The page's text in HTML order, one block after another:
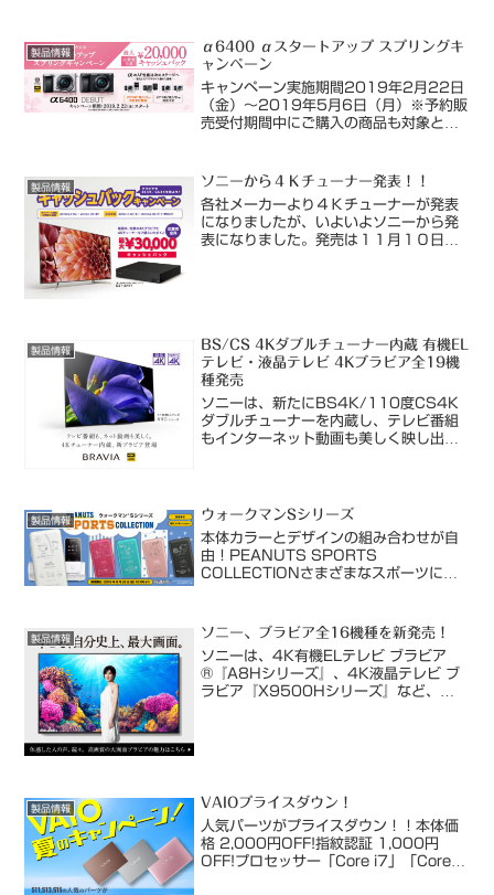
製品情報
α6400 αスタートアップ スプリングキ
ャンペーン
キャンペーン実施期間2019年2月22日
（金）～2019年5月6日（月）※予約販
売受付期間中にご購入の商品も対象とな
前10時00分00秒 【専用応募封筒締
製品情報
ソニーから４Ｋチューナー発表！！
各社メーカーより４Ｋチューナーが発表
になりましたが、いよいよソニーから発
表になりました。発売は１１月１０日で
製品情報
BS/CS 4Kダブルチューナー内蔵 有機EL
テレビ・液晶テレビ 4Kブラビア全19機
種発売
ソニーは、新たにBS4K/110度CS4K
ダブルチューナーを内蔵し、テレビ番組
もインターネット動画も美しく映し出す
ラビア...
製品情報
ウォークマンSシリーズ
本体カラーとデザインの組み合わせが自
由！PEANUTS SPORTS
COLLECTIONさまざまなスポーツにチ
カラー5色×デザイン5種の全25パター
製品情報
ソニー、ブラビア全16機種を新発売！
ソニーは、4K有機ELテレビ ブラビア
®『A8Hシリーズ』、4K液晶テレビ ブ
ラビア『X9500Hシリーズ』など、
製品情報
VAIOプライスダウン！
人気パーツがプライスダウン！！本体価
格 2,000円OFF!指紋認証 1,000円
OFF!プロセッサー「Core i7」「Core